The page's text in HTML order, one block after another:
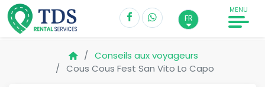
FR
MENU
Conseils aux voyageurs
Cous Cous Fest San Vito Lo Capo